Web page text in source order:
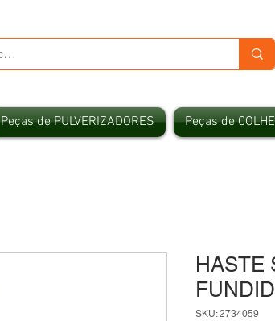
Peças de PULVERIZADORES Peças de
HASTE
SKU: 2734059